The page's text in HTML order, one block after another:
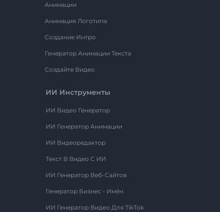
Анимации
Анимация Логотипа
Создание Интро
Генератор Анимации Текста
Создайте Видео
ИИ Инструменты
ИИ Видео Генератор
ИИ Генератор Анимации
ИИ Видеоредактор
Текст В Видео С ИИ
ИИ Генератор Веб-Сайтов
Генератор Бизнес - Имён
ИИ Генератор Видео Для TikTok